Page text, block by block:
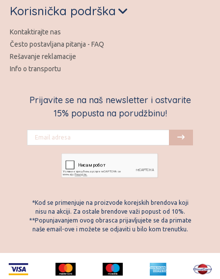
Prijavite se na naš newsletter i ostvarite
15% popusta na porudžbinu!
*Kod se primenjuje na proizvode korejskih brendova koji
nisu na akciji. Za ostale brendove važi popust od 10%.
**Popunjavanjem ovog obrasca prijavljujete se da primate
naše email-ove i možete se odjaviti u bilo kom trenutku.
Korisnička podrška
Kontaktirajte nas
Često postavljana pitanja - FAQ
Rešavanje reklamacije
Info o transportu